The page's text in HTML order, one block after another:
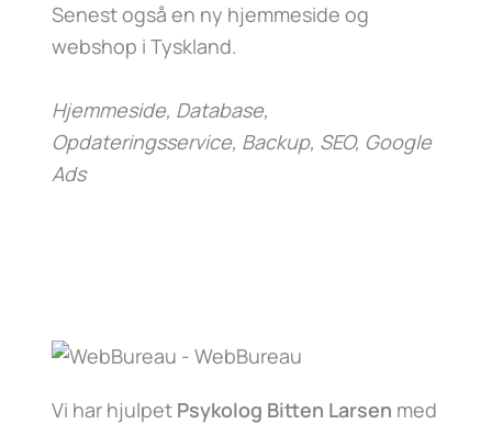
Senest også en ny hjemmeside og
webshop i Tyskland.
Hjemmeside, Database,
Opdateringsservice, Backup, SEO, Google
Ads
Vi har hjulpet Psykolog Bitten Larsen med